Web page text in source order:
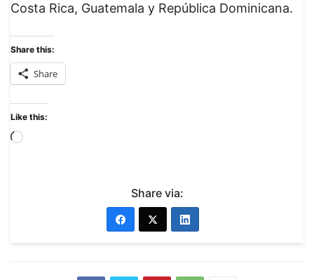
Costa Rica, Guatemala y República Dominicana.
Share this:
Share
Like this:
Share via: